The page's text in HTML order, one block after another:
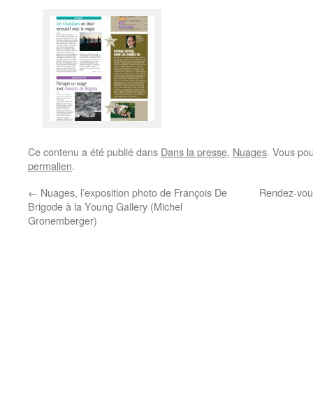
Ce contenu a été publié dans Dans la presse, Nuages. Vous
permalien.
← Nuages, l’exposition photo de François De
Brigode à la Young Gallery (Michel
Gronemberger)
Rendez-